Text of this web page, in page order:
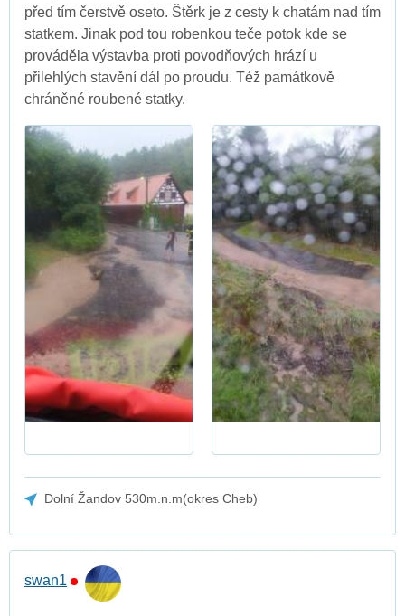
před tím čerstvě oseto. Štěrk je z cesty k chatám nad tím
statkem. Jinak pod tou robenkou teče potok kde se
prováděla výstavba proti povodňových hrází u
přilehlých stavění dál po proudu. Též památkově
chráněné roubené statky.
Dolní Žandov 530m.n.m(okres Cheb)
swan1